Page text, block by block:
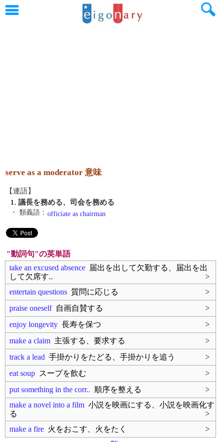
serve as a moderator 意味
【連語】
1. 議長を務める、司会を務める
・ 類義語： officiate as chairman
"動詞句"の英単語
take an excused absence 届出を出して欠勤する、届出を出
して欠席す..
>
entertain questions 質問に応じる
>
praise oneself自画自賛する
>
enjoy longevity 長寿を保つ
>
make a claim 主張する、要求する
>
track a lead 手掛かりをたどる、手掛かりを追う
>
eat soup スープを飲む
>
put something in the corr.. 順序を整える
>
make a novel into a film 小説を映画にする、小説を映画化す
る
>
make a fire 火をおこす、火をたく
>